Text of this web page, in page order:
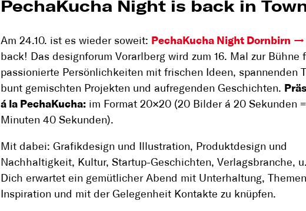
PechaKucha Night is back in
Am 24.10. ist es wieder soweit: PechaKucha Night Dornbirn
back! Das designforum Vorarlberg wird zum 16. Mal zur Bühne
passionierte Persönlichkeiten mit frischen Ideen, spannenden
bunt gemischten Projekten und aufregenden Geschichten.
á la PechaKucha: im Format 20×20 (20 Bilder á 20 Sekunden
Minuten 40 Sekunden).
Mit dabei: Grafikdesign und Illustration, Produktdesign und
Nachhaltigkeit, Kultur, Startup-Geschichten, Verlagsbranche,
Dich erwartet ein gemütlicher Abend mit Unterhaltung,
Inspiration und mit der Gelegenheit Kontakte zu knüpfen.